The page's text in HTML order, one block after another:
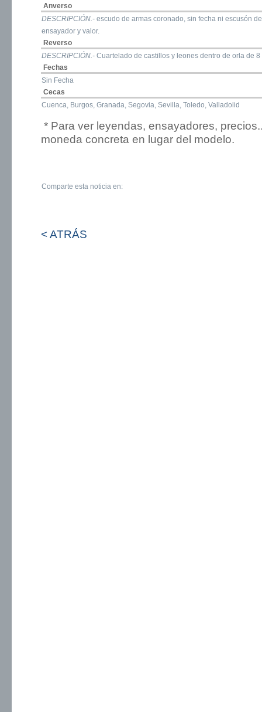
Anverso
DESCRIPCIÓN.- escudo de armas coronado, sin fecha ni escusón
ensayador y valor.
Reverso
DESCRIPCIÓN.- Cuartelado de castillos y leones dentro de orla de
Fechas
Sin Fecha
Cecas
Cuenca, Burgos, Granada, Segovia, Sevilla, Toledo, Valladolid
* Para ver leyendas, ensayadores,
moneda concreta en lugar del modelo.
Comparte esta noticia en:
< ATRÁS